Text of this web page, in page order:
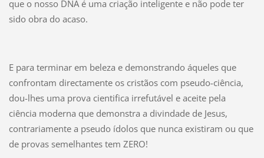
que o nosso DNA é uma criação inteligente e não pode ter
sido obra do acaso.
E para terminar em beleza e demonstrando áqueles que
confrontam directamente os cristãos com pseudo-ciência,
dou-lhes uma prova cientifica irrefutável e aceite pela
ciência moderna que demonstra a divindade de Jesus,
contrariamente a pseudo ídolos que nunca existiram ou que
de provas semelhantes tem ZERO!